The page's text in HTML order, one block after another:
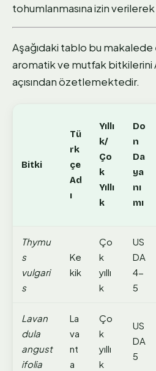
tohumlanmasına izin
Aşağıdaki tablo bu makalede
aromatik ve mutfak bitkilerini
açısından özetlemektedir.
Bitki
Tü
rk
çe
Ad
ı
Yıllı
k/
Ço
k
Yıllı
k
Do
n
Da
ya
nı
mı
Thymu
s
vulgari
s
Ke
kik
Ço
k
yıllı
k
US
DA
4-
5
Lavan
dula
angust
ifolia
La
va
nt
a
Ço
k
yıllı
k
US
DA
5